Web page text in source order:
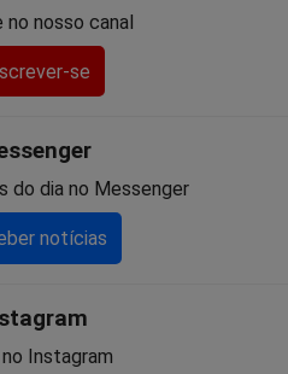
no nosso canal
se
do dia no Messenger
notícias
Instagram